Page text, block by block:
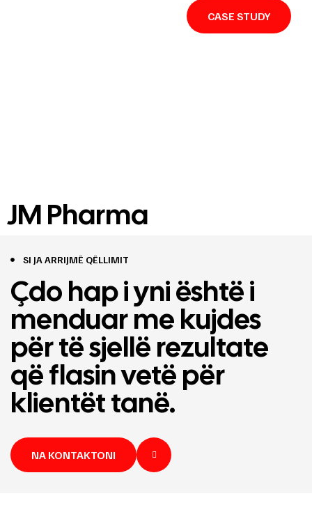
CASE STUDY
JM Pharma
SI JA ARRIJMË QËLLIMIT
Çdo hap i yni është i
menduar me kujdes
për të sjellë rezultate
që flasin vetë për
klientët tanë.
NA KONTAKTONI